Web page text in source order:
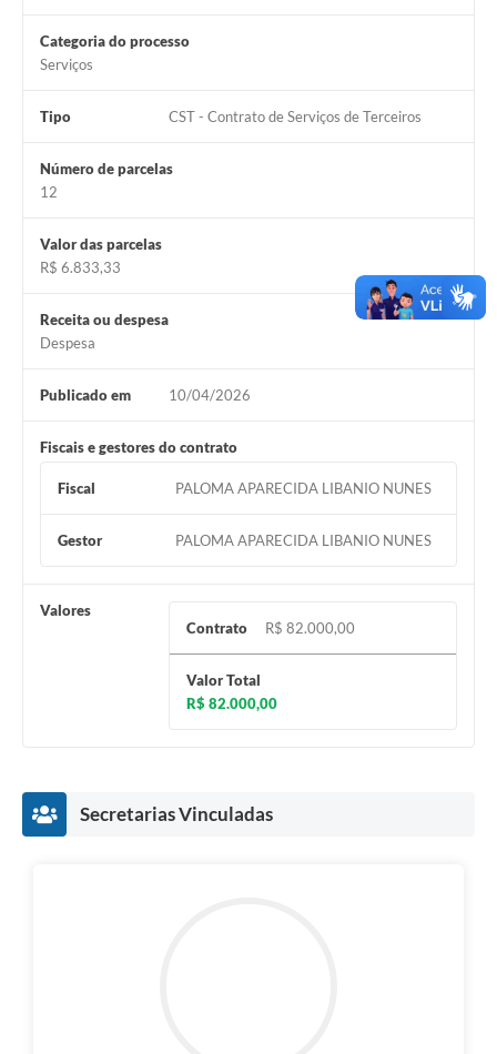
Categoria do processo
Serviços
Tipo CST - Contrato de Serviços de Terceiros
Número de parcelas
12
Valor das parcelas
R$ 6.833,33
Receita ou despesa
Despesa
Publicado em 10/04/2026
Fiscais e gestores do contrato
Fiscal PALOMA APARECIDA LIBANIO NUNES
Gestor PALOMA APARECIDA LIBANIO NUNES
Valores
Contrato
R$ 82.000,00
Valor Total
R$ 82.000,00
Secretarias Vinculadas